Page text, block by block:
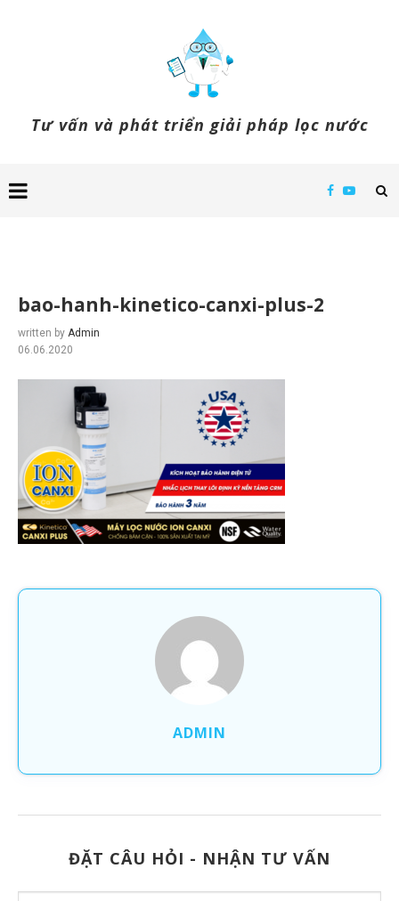
Tư vấn và phát triển giải pháp lọc nước
bao-hanh-kinetico-canxi-plus-2
written by Admin
06.06.2020
ADMIN
ĐẶT CÂU HỎI - NHẬN TƯ VẤN